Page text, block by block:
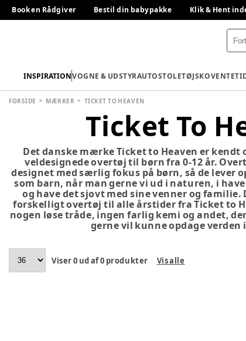
Book en Rådgiver Bestil din babypakke Klik & Hent
INSPIRATIONVOGNE & UDSTYRAUTOSTOLETØJSKO
FORSIDE MÆRKER TICKET TO HEAVEN
Ticket To
Det danske mærke Ticket to Heaven er kendt
veldesignede overtøj til børn fra 0-12 år.
designet med særlig fokus på børn, så de lever
som barn, når man gerne vi ud i naturen, i
og have det sjovt med sine venner og
forskelligt overtøj til alle årstider fra Ticket to
nogen løse tråde, ingen farlig kemi og andet,
gerne vil kunne opdage verden
Viser0 ud af0 produkter Vis alle